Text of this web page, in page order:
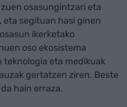
osasungintzari eta
segituan hasi ginen
ikerketako
oso ekosistema
teknologia eta medikuak
gertatzen ziren. Beste
hain erraza.